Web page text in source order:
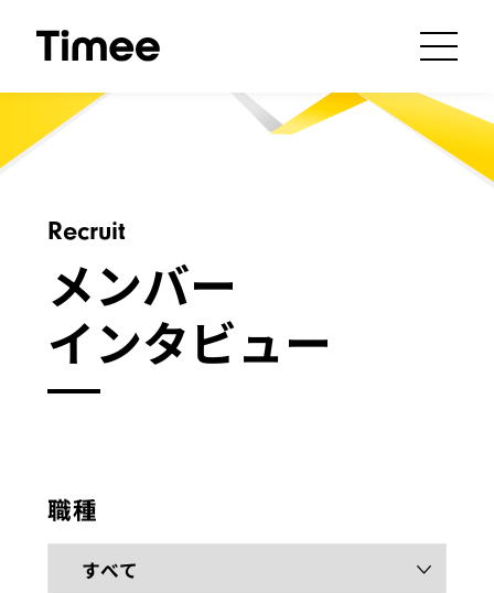
Recruit
メンバー
インタビュー
職種